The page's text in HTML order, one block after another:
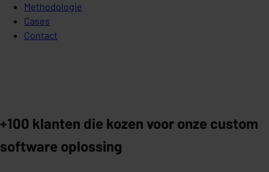
Methodologie
Cases
Contact
+100 klanten die kozen voor onze custom
software oplossing